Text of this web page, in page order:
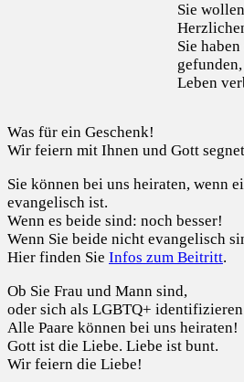
Sie
Sie
Leben
Was für ein Geschenk!
Wir feiern mit Ihnen und Gott
Sie können bei uns heiraten, wenn
evangelisch ist.
Wenn es beide sind: noch besser!
Wenn Sie beide nicht evangelisch
Hier finden Sie Infos zum Beitritt.
Ob Sie Frau und Mann sind,
oder sich als LGBTQ+
Alle Paare können bei uns heiraten!
Gott ist die Liebe. Liebe ist bunt.
Wir feiern die Liebe!